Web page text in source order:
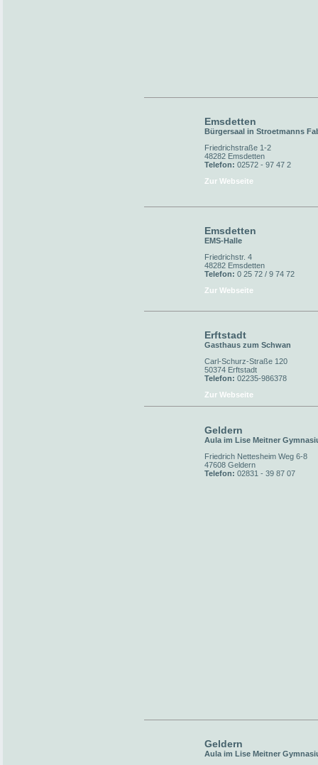
Emsdetten
Bürgersaal in Stroetmanns
Friedrichstraße 1-2
48282 Emsdetten
Telefon: 02572 - 97 47 2
Zur Webseite
Emsdetten
EMS-Halle
Friedrichstr. 4
48282 Emsdetten
Telefon: 0 25 72 / 9 74 72
Zur Webseite
Erftstadt
Gasthaus zum Schwan
Carl-Schurz-Straße 120
50374 Erftstadt
Telefon: 02235-986378
Zur Webseite
Geldern
Aula im Lise Meitner
Friedrich Nettesheim Weg 6-8
47608 Geldern
Telefon: 02831 - 39 87 07
Geldern
Aula im Lise Meitner